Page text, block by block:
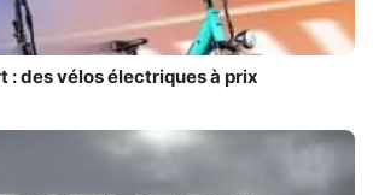
: des vélos électriques à prix